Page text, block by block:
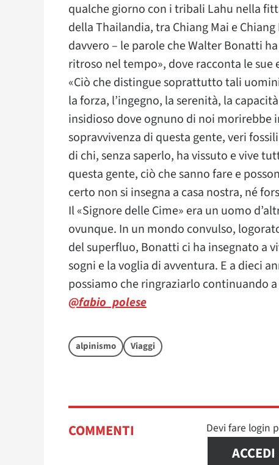
qualche giorno con i tribali Lahu nella
della Thailandia, tra Chiang Mai e
davvero – le parole che Walter Bonatti
ritroso nel tempo», dove racconta le
«Ciò che distingue soprattutto tali
la forza, l’ingegno, la serenità, la
insidioso dove ognuno di noi
sopravvivenza di questa gente, veri
di chi, senza saperlo, ha vissuto e vive
questa gente, ciò che sanno fare e
certo non si insegna a casa nostra, né
Il «Signore delle Cime» era un uomo
ovunque. In un mondo convulso,
del superfluo, Bonatti ci ha insegnato a
sogni e la voglia di avventura. E a dieci
possiamo che ringraziarlo continuando
@fabio_polese
alpinismo Viaggi
COMMENTI Devi fare login
ACCEDI